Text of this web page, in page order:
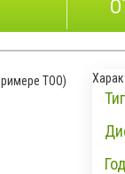
ТОО)